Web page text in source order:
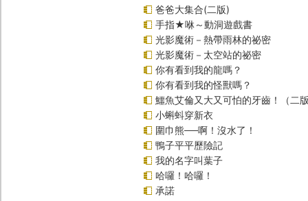
爸爸大集合(二版)
手指★咻～動洞遊戲書
光影魔術－熱帶雨林的祕密
光影魔術－太空站的祕密
你有看到我的龍嗎？
你有看到我的怪獸嗎？
鱷魚艾倫又大又可怕的牙齒！（二
小蝌蚪穿新衣
圍巾熊──啊！沒水了！
鴨子平平歷險記
我的名字叫葉子
哈囉！哈囉！
承諾